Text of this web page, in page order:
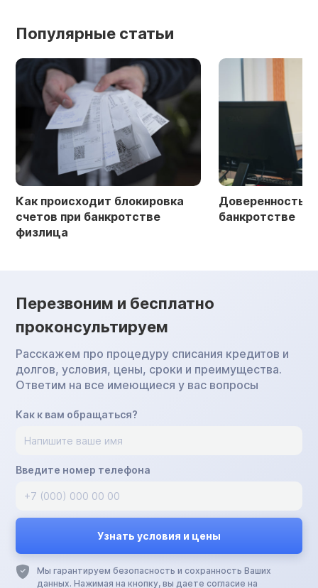
Популярные статьи
Как происходит блокировка
счетов при банкротстве
физлица
Доверенность
банкротстве
Перезвоним и бесплатно
проконсультируем
Расскажем про процедуру списания кредитов и
долгов, условия, цены, сроки и преимущества.
Ответим на все имеющиеся у вас вопросы
Как к вам обращаться?
Введите номер телефона
Мы гарантируем безопасность и сохранность Ваших
данных. Нажимая на кнопку, вы даете согласие на